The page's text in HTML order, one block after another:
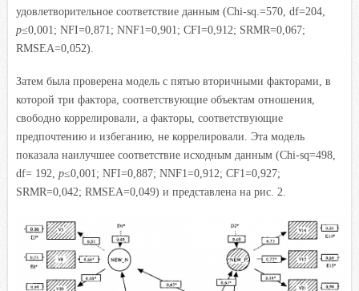
удовлетворительное соответствие данным (Chi-sq.=570, df=204,
p≤0,001; NFI=0,871; NNF1=0,901; CFI=0,912; SRMR=0,067;
RMSEA=0,052).
Затем была проверена модель с пятью вторичными факторами, в
которой три фактора, соответствующие объектам отношения,
свободно коррелировали, а факторы, соответствующие
предпочтению и избеганию, не коррелировали. Эта модель
показала наилучшее соответствие исходным данным (Chi-sq=498,
df= 192, p≤0,001; NFI=0,887; NNF1=0,912; CF1=0,927;
SRMR=0,042; RMSEA=0,049) и представлена на рис. 2.